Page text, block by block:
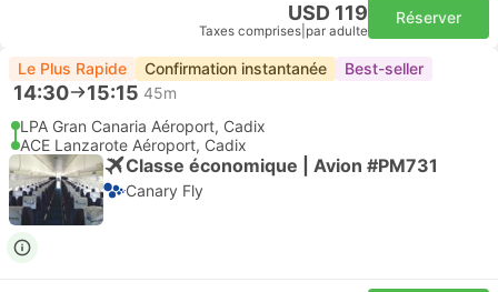
USD 119
Taxes comprises par adulte
Réserver
Le Plus Rapide Confirmation instantanée Best-seller
14:30 15:15 45m
LPA Gran Canaria Aéroport, Cadix
ACE Lanzarote Aéroport, Cadix
Classe économique | Avion #PM731
Canary Fly